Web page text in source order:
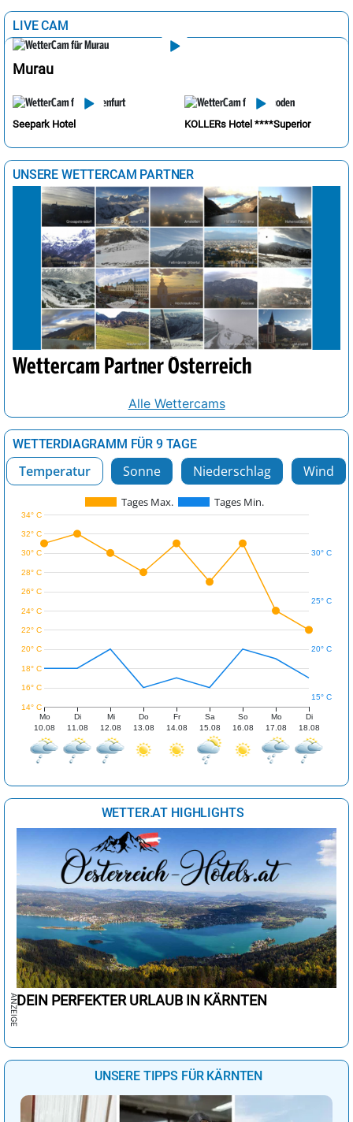
LIVE CAM
Murau
Seepark Hotel KOLLERs Hotel ****Superior
UNSERE WETTERCAM PARTNER
Wettercam Partner Österreich
Alle Wettercams
WETTERDIAGRAMM FÜR 9 TAGE
Temperatur Sonne Niederschlag Wind
Tages Max. Tages Min.
Mo
10.08
Di
11.08
Mi
12.08
Do
13.08
Fr
14.08
Sa
15.08
So
16.08
Mo
17.08
Di
18.08
14° C
16° C
18° C
20° C
22° C
24° C
26° C
28° C
30° C
32° C
34° C
15° C
20° C
25° C
30° C
WETTER.AT HIGHLIGHTS
DEIN PERFEKTER URLAUB IN KÄRNTEN
UNSERE TIPPS FÜR KÄRNTEN